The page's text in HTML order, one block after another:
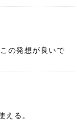
の発想が良いで
える。